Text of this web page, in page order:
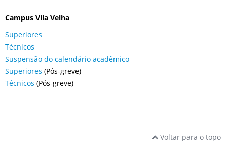
Campus Vila Velha
Superiores
Técnicos
Suspensão do calendário acadêmico
Superiores (Pós-greve)
Técnicos (Pós-greve)
Voltar para o topo